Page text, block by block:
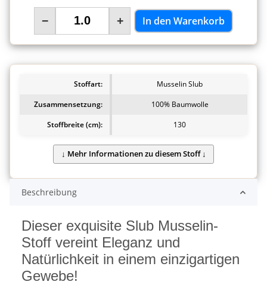
− + In den Warenkorb
Stoffart:
Musselin Slub
Zusammensetzung:
100% Baumwolle
Stoffbreite (cm):
130
Beschreibung
Dieser exquisite Slub Musselin-
Stoff vereint Eleganz und
Natürlichkeit in einem einzigartigen
Gewebe!